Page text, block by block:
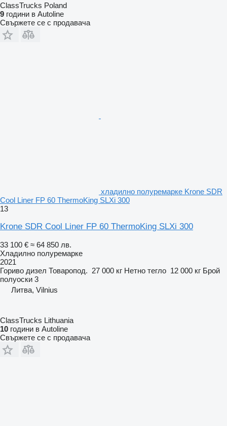
ClassTrucks Poland
9 години в Autoline
Свържете се с продавача
хладилно полуремарке Krone SDR
Cool Liner FP 60 ThermoKing SLXi 300
13
Krone SDR Cool Liner FP 60 ThermoKing SLXi 300
33 100 € ≈ 64 850 лв.
Хладилно полуремарке
2021
Гориво дизел Товаропод. 27 000 кг Нетно тегло 12 000 кг Брой
полуоски 3
Литва, Vilnius
ClassTrucks Lithuania
10 години в Autoline
Свържете се с продавача